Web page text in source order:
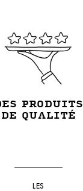
PRODUITS
DE QUALITÉ
LES